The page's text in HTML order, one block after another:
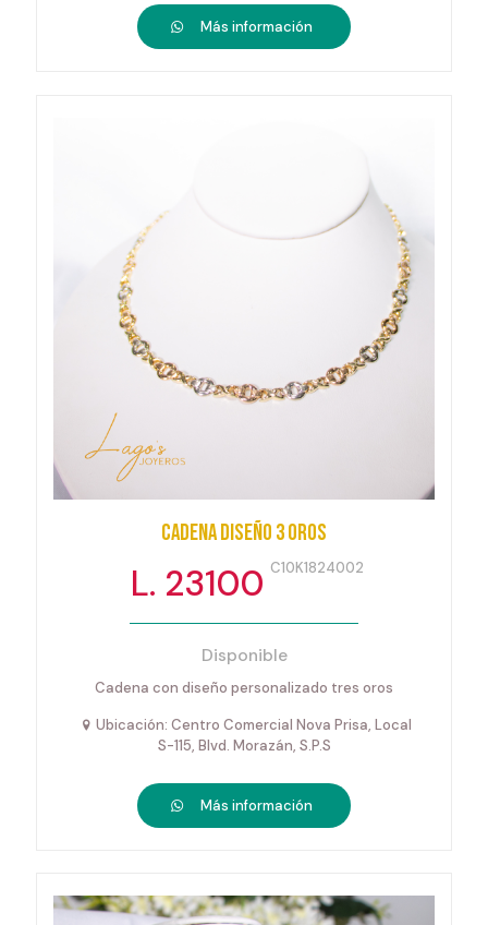
Más información
Cadena diseño 3 oros
L. 23100 C10K1824002
Disponible
Cadena con diseño personalizado tres oros
Ubicación: Centro Comercial Nova Prisa, Local
S-115, Blvd. Morazán, S.P.S
Más información